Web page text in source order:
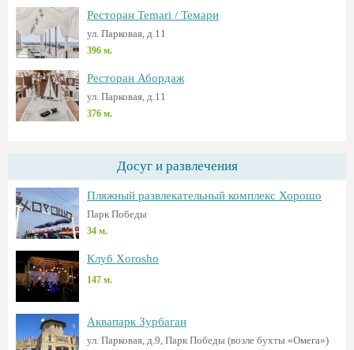
Ресторан Temari / Темари
ул. Парковая, д.11
396 м.
Ресторан Абордаж
ул. Парковая, д.11
376 м.
Досуг и развлечения
Пляжный развлекательный комплекс Хорошо
Парк Победы
34 м.
Клуб Xorosho
147 м.
Аквапарк Зурбаган
ул. Парковая, д.9, Парк Победы (возле бухты «Омега»)